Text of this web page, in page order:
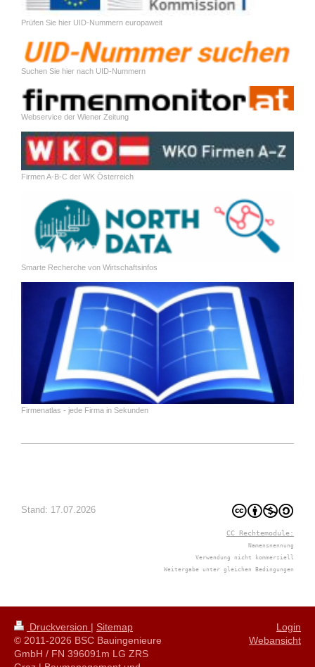
Prüfen Sie hier UID-Nummern europaweit
Suchen Sie hier nach UID-Nummern
Webservice der Wiener Zeitung
Firmen A-B-C der WK Österreich
Smarte Recherche von Wirtschaftsinfos
Firmenatlas - jede Firma in Sekunden
Stand: 17.07.2026
CC Rechtemodule:
Namensnennung
Verwendung nicht kommerziell
Weitergabe unter gleichen Bedingungen
Druckversion | Sitemap
© 2011-2026 BSC Bauingenieure
GmbH / FN 396091m LG ZRS
Login
Webansicht